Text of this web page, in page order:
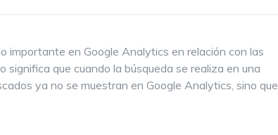
importante en Google Analytics en relación con las
que cuando la búsqueda se realiza en una
ya no se muestran en Google Analytics, sino que